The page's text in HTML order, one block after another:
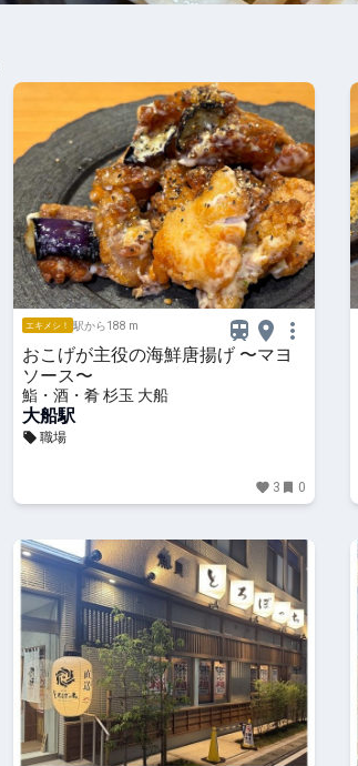
エキメシ！ 駅から188 m
おこげが主役の海鮮唐揚げ 〜マヨ
ソース〜
鮨・酒・肴 杉玉 大船
大船駅
職場
3 0